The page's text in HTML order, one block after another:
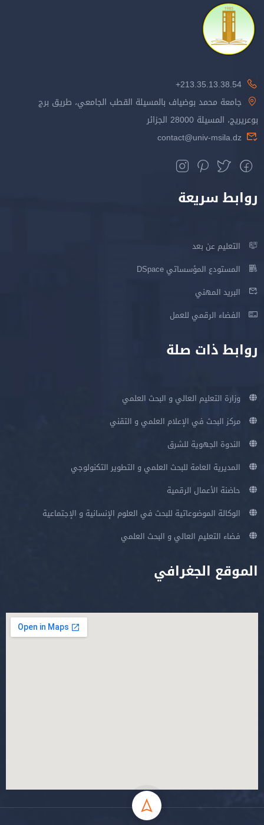
213.35.13.38.54+
جامعة محمد بوضياف بالمسيلة القطب الجامعي، طريق برج
بوعريريج، المسيلة 28000 الجزائر
contact@univ-msila.dz
روابط سريعة
التعليم عن بعد
المستودع المؤسساتي DSpace
البريد المهني
الفضاء الرقمي للعمل
روابط ذات صلة
وزارة التعليم العالي و البحث العلمي
مركز البحث في الإعلام العلمي و التقني
الندوة الجهوية للشرق
المديرية العامة للبحث العلمي و التطوير التكنولوجي
حاضنة الأعمال الرقمية
الوكالة الموضوعاتية للبحث في العلوم الإنسانية و الإجتماعية
فضاء التعليم العالي و البحث العلمي
الموقع الجغرافي